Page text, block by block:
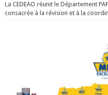
La CEDEAO réunit le Département
consacrée à la révision et à la